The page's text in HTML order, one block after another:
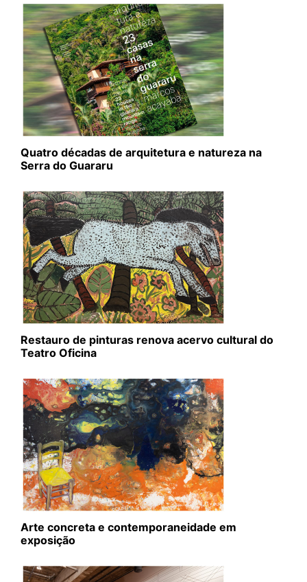
Quatro décadas de arquitetura e natureza na
Serra do Guararu
Restauro de pinturas renova acervo cultural do
Teatro Oficina
Arte concreta e contemporaneidade em
exposição